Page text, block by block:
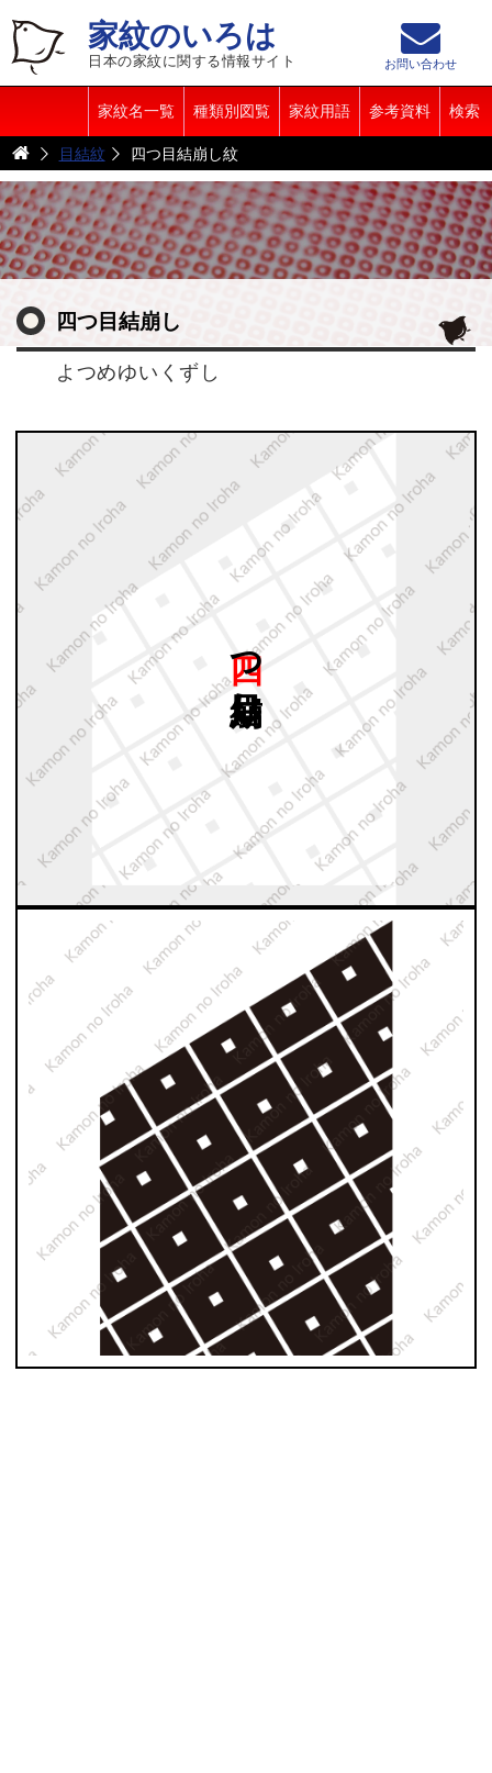
家紋のいろは
日本の家紋に関する情報サイト
家紋名一覧 種類別図覧 家紋用語 参考資料 検索
お問い合わせ
目結紋 四つ目結崩し紋
四つ目結崩し
よつめゆいくずし
目結崩し